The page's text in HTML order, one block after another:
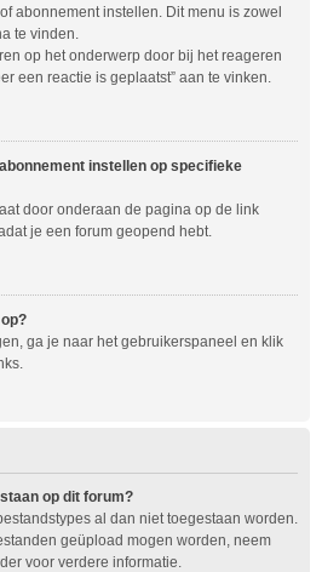
abonnement instellen. Dit menu is zowel
te vinden.
op het onderwerp door bij het reageren
een reactie is geplaatst” aan te vinken.
instellen op specifieke
door onderaan de pagina op de link
je een forum geopend hebt.
ga je naar het gebruikerspaneel en klik
op dit forum?
al dan niet toegestaan worden.
geüpload mogen worden, neem
voor verdere informatie.